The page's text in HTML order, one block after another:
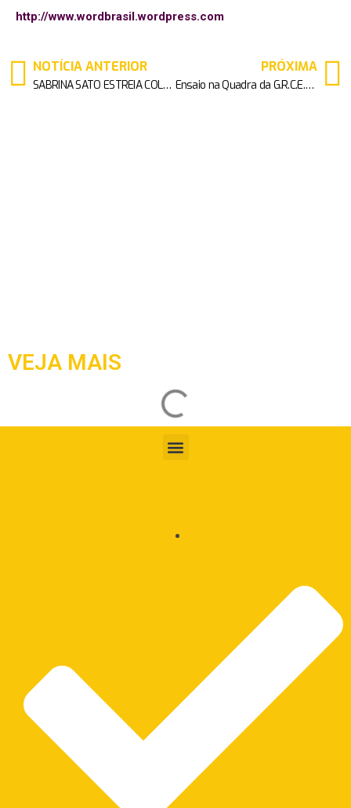
http://www.wordbrasil.wordpress.com
NOTÍCIA ANTERIOR
SABRINA SATO ESTREIA COLEÇÃO DE EUDORA INSPIRADA NO CARNAVAL
PRÓXIMA
Ensaio na Quadra da G.R.C.E.S X-9 Paulistana, o Show tem que continuar.
VEJA MAIS